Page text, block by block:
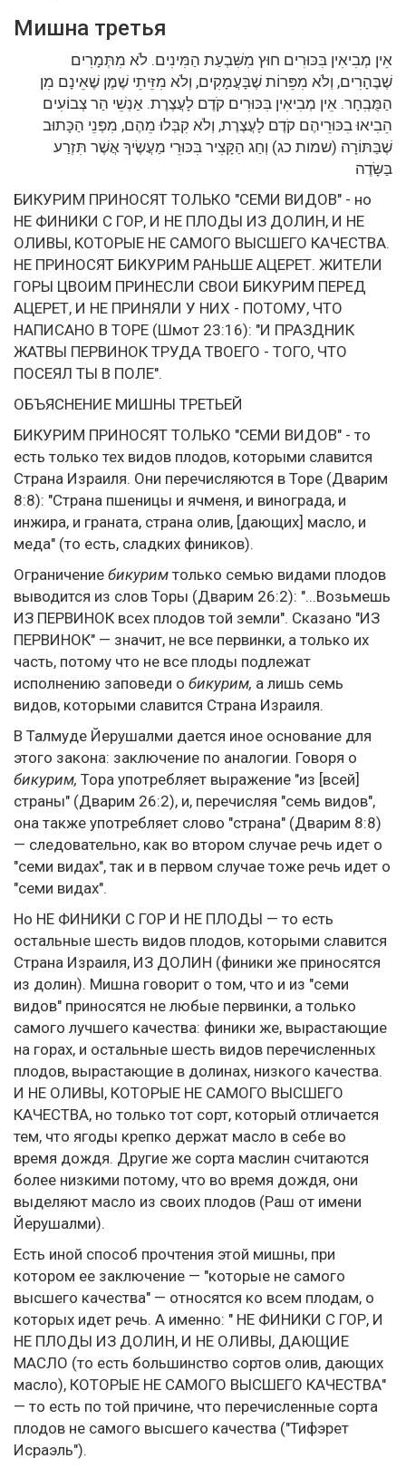
Мишна третья
אֵין מְבִיאִין בִּכּוּרִים חוּץ מִשִּׁבְעַת הַמִּינִים. לֹא מִתְּמָרִים
שֶׁבֶּהָרִים, וְלֹא מִפֵּרוֹת שֶׁבָּעֲמָקִים, וְלֹא מִזֵּיתֵי שֶׁמֶן שֶׁאֵינָם מִן
הַמֻּבְִחָר. אֵין מְבִיאִין בִּכּוּרִים קֹדֶם לָעֲצֶרֶת. אַנְשֵׁי הַר צְבוֹעִים
הֵבִיאוּ בִכּוּרֵיהֶם קֹדֶם לָעֲצֶרֶת, וְלֹא קִבְּלוּ מֵהֶם, מִפְּנֵי הַכָּתוּב
שֶׁבַּתּוֹרָה (שמות כג) וְחַג הַקָּצִיר בִּכּוּרֵי מַעֲשֶׂיךָ אֲשֶׁר תִּזְרַע
בַּשָּׂדֶה
БИКУРИМ ПРИНОСЯТ ТОЛЬКО "СЕМИ ВИДОВ" - но
НЕ ФИНИКИ С ГОР, И НЕ ПЛОДЫ ИЗ ДОЛИН, И НЕ
ОЛИВЫ, КОТОРЫЕ НЕ САМОГО ВЫСШЕГО КАЧЕСТВА.
НЕ ПРИНОСЯТ БИКУРИМ РАНЬШЕ АЦЕРЕТ. ЖИТЕЛИ
ГОРЫ ЦВОИМ ПРИНЕСЛИ СВОИ БИКУРИМ ПЕРЕД
АЦЕРЕТ, И НЕ ПРИНЯЛИ У НИХ - ПОТОМУ, ЧТО
НАПИСАНО В ТОРЕ (Шмот 23:16): "И ПРАЗДНИК
ЖАТВЫ ПЕРВИНОК ТРУДА ТВОЕГО - ТОГО, ЧТО
ПОСЕЯЛ ТЫ В ПОЛЕ".
ОБЪЯСНЕНИЕ МИШНЫ ТРЕТЬЕЙ
БИКУРИМ ПРИНОСЯТ ТОЛЬКО "СЕМИ ВИДОВ" - то
есть только тех видов плодов, которыми славится
Страна Израиля. Они перечисляются в Торе (Дварим
8:8): "Страна пшеницы и ячменя, и винограда, и
инжира, и граната, страна олив, [дающих] масло, и
меда" (то есть, сладких фиников).
Ограничение бикурим только семью видами плодов
выводится из слов Торы (Дварим 26:2): "...Возьмешь
ИЗ ПЕРВИНОК всех плодов той земли". Сказано "ИЗ
ПЕРВИНОК" — значит, не все первинки, а только их
часть, потому что не все плоды подлежат
исполнению заповеди о бикурим, а лишь семь
видов, которыми славится Страна Израиля.
В Талмуде Йерушалми дается иное основание для
этого закона: заключение по аналогии. Говоря о
бикурим, Тора употребляет выражение "из [всей]
страны" (Дварим 26:2), и, перечисляя "семь видов",
она также употребляет слово "страна" (Дварим 8:8)
— следовательно, как во втором случае речь идет о
"семи видах", так и в первом случае тоже речь идет о
"семи видах".
Но НЕ ФИНИКИ С ГОР И НЕ ПЛОДЫ — то есть
остальные шесть видов плодов, которыми славится
Страна Израиля, ИЗ ДОЛИН (финики же приносятся
из долин). Мишна говорит о том, что и из "семи
видов" приносятся не любые первинки, а только
самого лучшего качества: финики же, вырастающие
на горах, и остальные шесть видов перечисленных
плодов, вырастающие в долинах, низкого качества.
И НЕ ОЛИВЫ, КОТОРЫЕ НЕ САМОГО ВЫСШЕГО
КАЧЕСТВА, но только тот сорт, который отличается
тем, что ягоды крепко держат масло в себе во
время дождя. Другие же сорта маслин считаются
более низкими потому, что во время дождя, они
выделяют масло из своих плодов (Раш от имени
Йерушалми).
Есть иной способ прочтения этой мишны, при
котором ее заключение — "которые не самого
высшего качества" — относятся ко всем плодам, о
которых идет речь. А именно: " НЕ ФИНИКИ С ГОР, И
НЕ ПЛОДЫ ИЗ ДОЛИН, И НЕ ОЛИВЫ, ДАЮЩИЕ
МАСЛО (то есть большинство сортов олив, дающих
масло), КОТОРЫЕ НЕ САМОГО ВЫСШЕГО КАЧЕСТВА"
— то есть по той причине, что перечисленные сорта
плодов не самого высшего качества ("Тифэрет
Исраэль").